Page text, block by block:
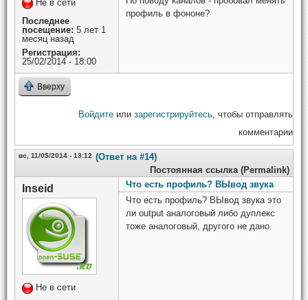
Не в сети
Последнее
посещение: 5 лет 1
месяц назад
Регистрация:
25/02/2014 - 18:00
профиль в фононе?
Вверху
Войдите или зарегистрируйтесь, чтобы отправлять
комментарии
вс, 11/05/2014 - 13:12 (Ответ на #14)
Постоянная ссылка (Permalink)
Inseid
Не в сети
Что есть профиль? ВЫвод звука
Что есть профиль? ВЫвод звука это
ли output аналоговый либо дуплекс
тоже аналоговый, другого не дано.